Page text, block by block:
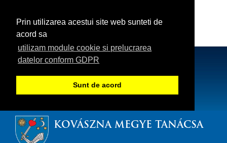
Prin utilizarea acestui site web sunteti de
acord sa
utilizam module cookie si prelucrarea
datelor conform GDPR
Sunt de acord
KOVÁSZNA MEGYE TANÁCSA